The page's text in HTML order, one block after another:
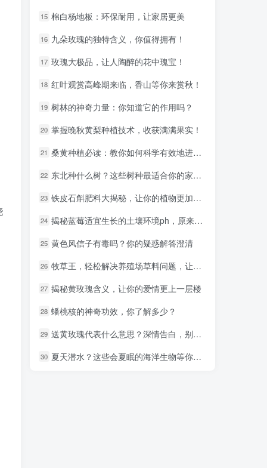
15 棉白杨地板：环保耐用，让家居更美
16 九朵玫瑰的独特含义，你值得拥有！
17 玫瑰大极品，让人陶醉的花中瑰宝！
18 红叶观赏高峰期来临，香山等你来赏秋！
19 树林的神奇力量：你知道它的作用吗？
20 掌握晚秋黄梨种植技术，收获满满果实！
21 桑黄种植必读：教你如何科学有效地进行桑黄管理
22 东北种什么树？这些树种最适合你的家乡！
23 铁皮石斛肥料大揭秘，让你的植物更加强壮
24 揭秘蓝莓适宜生长的土壤环境ph，原来这么重要！
25 黄色风信子有毒吗？你的疑惑解答澄清
26 牧草王，轻松解决养殖场草料问题，让利润飙升！
27 揭秘黄玫瑰含义，让你的爱情更上一层楼
28 蟠桃核的神奇功效，你了解多少？
29 送黄玫瑰代表什么意思？深情告白，别错过！
30 夏天潜水？这些会夏眠的海洋生物等你探索！
15 棉白杨地板：环保耐用，让家居更美
16 九朵玫瑰的独特含义，你值得拥有！
17 玫瑰大极品，让人陶醉的花中瑰宝！
18 红叶观赏高峰期来临，香山等你来赏秋！
19 树林的神奇力量：你知道它的作用吗？
20 掌握晚秋黄梨种植技术，收获满满果实！
21 桑黄种植必读：教你如何科学有效地进行桑黄管理
22 东北种什么树？这些树种最适合你的家乡！
23 铁皮石斛肥料大揭秘，让你的植物更加强壮
24 揭秘蓝莓适宜生长的土壤环境ph，原来这么重要！
25 黄色风信子有毒吗？你的疑惑解答澄清
26 牧草王，轻松解决养殖场草料问题，让利润飙升！
27 揭秘黄玫瑰含义，让你的爱情更上一层楼
28 蟠桃核的神奇功效，你了解多少？
29 送黄玫瑰代表什么意思？深情告白，别错过！
30 夏天潜水？这些会夏眠的海洋生物等你探索！